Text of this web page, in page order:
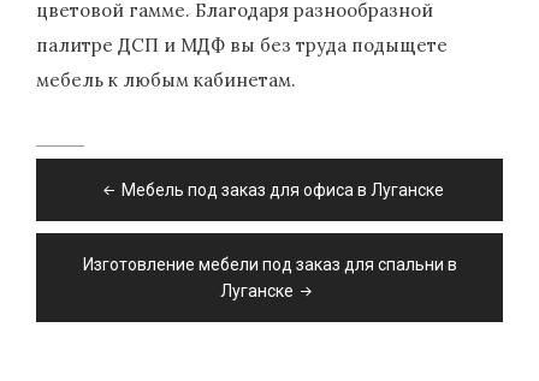
цветовой гамме. Благодаря разнообразной
палитре ДСП и МДФ вы без труда подыщете
мебель к любым кабинетам.
записям
Мебель под заказ для офиса в Луганске
Изготовление мебели под заказ для спальни в
Луганске